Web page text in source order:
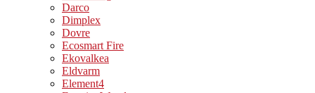
Darco
Dimplex
Dovre
Ecosmart Fire
Ekovalkea
Eldvarm
Element4